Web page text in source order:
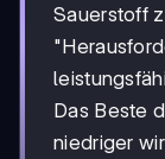
Sauerstoff
Das Beste
niedriger